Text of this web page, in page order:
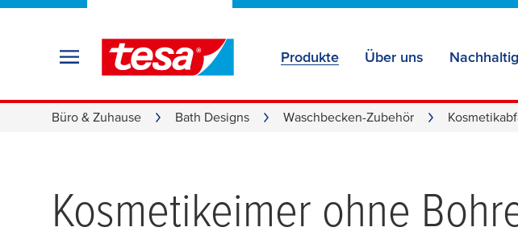
Produkte Über uns
Büro & Zuhause Bath Designs Waschbecken-Zubehör
Kosmetikeimer ohne